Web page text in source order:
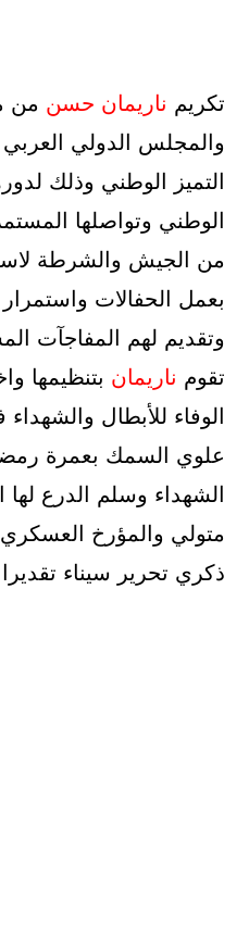
تكريم ناريمان حسن
والمجلس الدولي
التميز الوطني وذلك
الوطني وتواصلها
من الجيش والشرطة
بعمل الحفالات واستمرار
وتقديم لهم المفاجآت
تقوم ناريمان بتنظيمها
الوفاء للأبطال
علوي السمك بعمرة
الشهداء وسلم الدرع
متولي والمؤرخ
ذكري تحرير سيناء تقديرا